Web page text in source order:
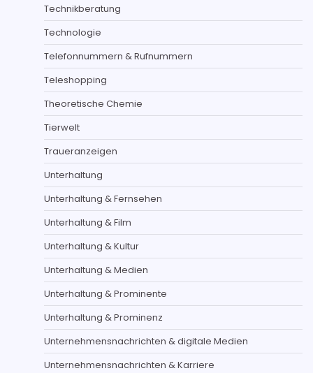
Technikberatung
Technologie
Telefonnummern & Rufnummern
Teleshopping
Theoretische Chemie
Tierwelt
Traueranzeigen
Unterhaltung
Unterhaltung & Fernsehen
Unterhaltung & Film
Unterhaltung & Kultur
Unterhaltung & Medien
Unterhaltung & Prominente
Unterhaltung & Prominenz
Unternehmensnachrichten & digitale Medien
Unternehmensnachrichten & Karriere